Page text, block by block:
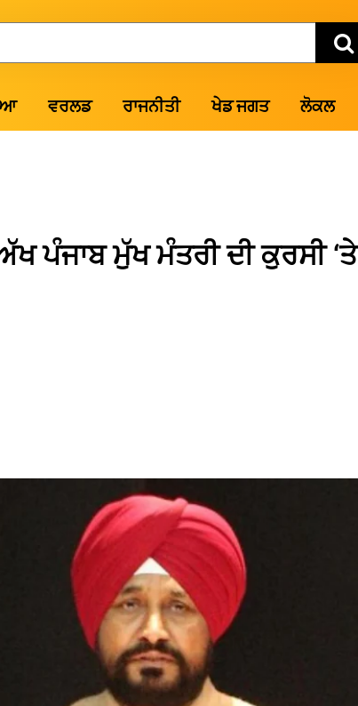
ਵਰਲਡ ਰਾਜਨੀਤੀ ਖੇਡ ਜਗਤ ਲੋਕਲ
ਪੰਜਾਬ ਮੁੱਖ ਮੰਤਰੀ ਦੀ ਕੁਰਸੀ ‘ਤੇ